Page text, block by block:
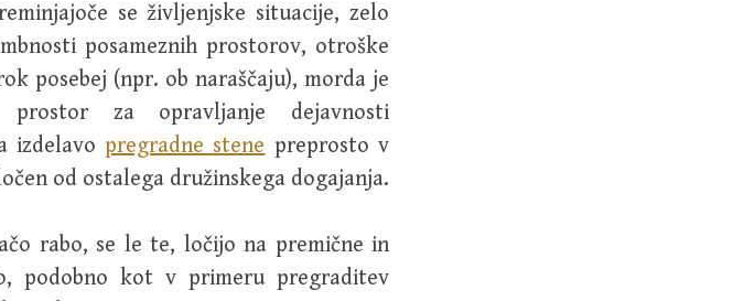
se življenjske situacije, zelo
posameznih prostorov, otroške
posebej (npr. ob naraščaju), morda je
za opravljanje dejavnosti
izdelavopregradne stene preprosto v
od ostalega družinskega dogajanja.
rabo, se le te, ločijo na premične in
podobno kot v primeru pregraditev